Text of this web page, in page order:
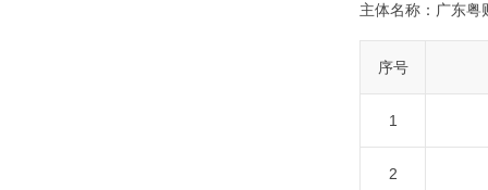
主体名称： 广东粤
序号
1
2